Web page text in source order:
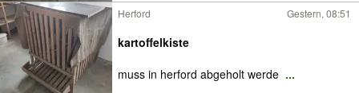
Herford Gestern, 08:51
kartoffelkiste
muss in herford abgeholt werde ...